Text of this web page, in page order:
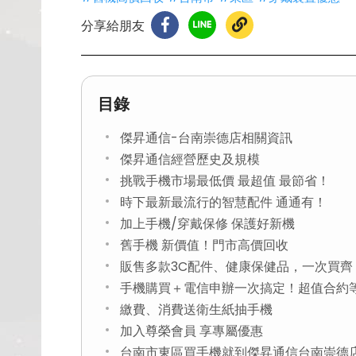
分享給朋友
目錄
傑昇通信-台南崇德店相關資訊
傑昇通信經營歷史及規模
挑戰手機市場最低價 最超值 最節省！
時下最新最流行的智慧配件 通通有！
加上手機/穿戴保修 保護好新機
舊手機 新價值！門市高價回收
販售多款3C配件、健康保健品，一次買齊
手機購買＋電信申辦一次搞定！超值合約
繳費、消費送衛生紙抽手機
加入尊榮會員 享專屬優惠